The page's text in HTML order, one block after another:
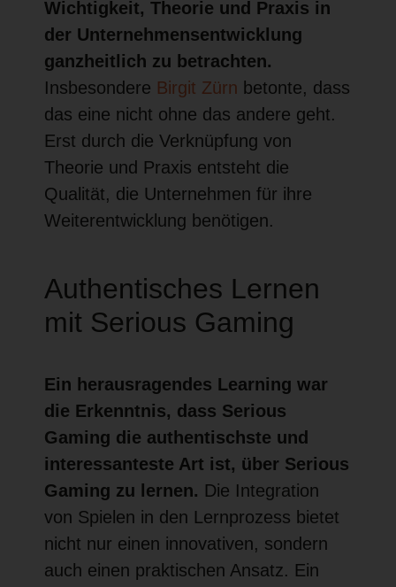
Wichtigkeit, Theorie und Praxis in
der Unternehmensentwicklung
ganzheitlich zu betrachten.
Insbesondere Birgit Zürn betonte, dass
das eine nicht ohne das andere geht.
Erst durch die Verknüpfung von
Theorie und Praxis entsteht die
Qualität, die Unternehmen für ihre
Weiterentwicklung benötigen.
Authentisches Lernen
mit Serious Gaming
Ein herausragendes Learning war
die Erkenntnis, dass Serious
Gaming die authentischste und
interessanteste Art ist, über Serious
Gaming zu lernen. Die Integration
von Spielen in den Lernprozess bietet
nicht nur einen innovativen, sondern
auch einen praktischen Ansatz. Ein